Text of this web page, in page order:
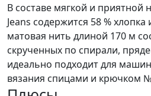
В составе мягкой и приятной
Jeans содержится 58 % хлопка
матовая нить длиной 170 м
скрученных по спирали,
идеально подходит для
вязания спицами и крючком